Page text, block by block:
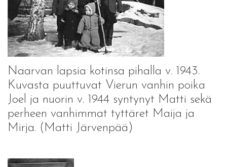
Naarvan lapsia kotinsa pihalla v. 1943.
Kuvasta puuttuvat Vierun vanhin poika
Joel ja nuorin v. 1944 syntynyt Matti sekä
perheen vanhimmat tyttäret Maija ja
Mirja. (Matti Järvenpää)